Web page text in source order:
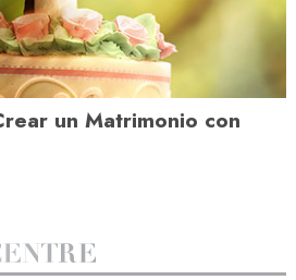
un Matrimonio con